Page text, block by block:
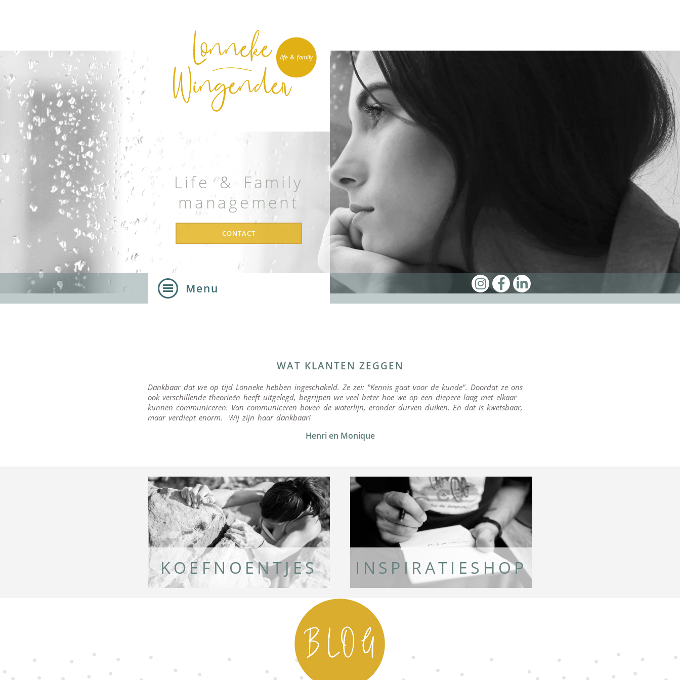
Life & Family
management
CONTACT
Menu
Inspiratieshop
Contact
Blog
WAT KLANTEN ZEGGEN
Dankbaar dat we op tijd Lonneke hebben ingeschakeld. Ze zei: "Kennis gaat voor de kunde". Doordat ze ons
ook verschillende theorieën heeft uitgelegd, begrijpen we veel beter hoe we op een diepere laag met elkaar
kunnen communiceren. Van communiceren boven de waterlijn, eronder durven duiken. En dat is kwetsbaar,
maar verdiept enorm. Wij zijn haar dankbaar!
Henri en Monique
KOEFNOENTJES INSPIRATIESHOP